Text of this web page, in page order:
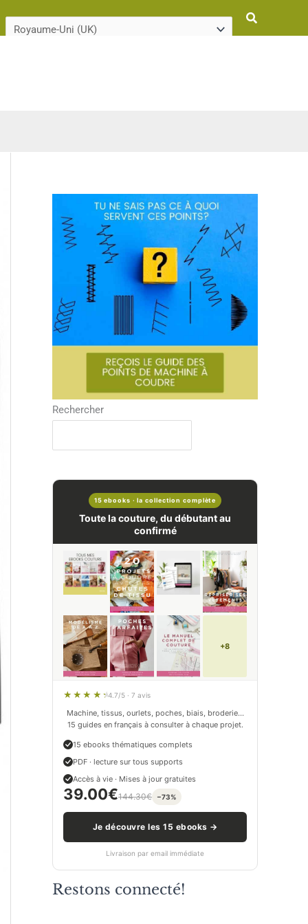
Rechercher
Rechercher
15 ebooks · la collection complète
Toute la couture, du débutant au
confirmé
+8
4.7/5 · 7 avis
Machine, tissus, ourlets, poches, biais, broderie…
15 guides en français à consulter à chaque projet.
15 ebooks thématiques complets
PDF · lecture sur tous supports
Accès à vie · Mises à jour gratuites
39.00€144.30€ −73%
Je découvre les 15 ebooks →
Livraison par email immédiate
Restons connecté!